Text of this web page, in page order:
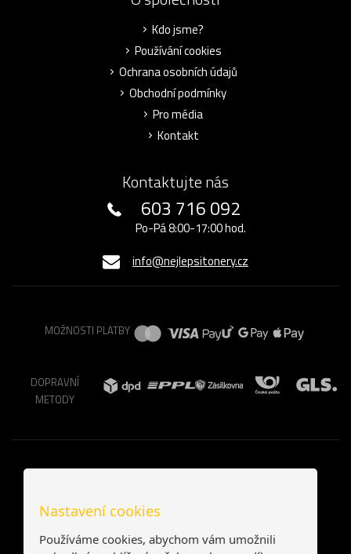
Kdo jsme?
Používání cookies
Ochrana osobních údajů
Obchodní podmínky
Pro média
Kontakt
Kontaktujte nás
603 716 092
Po-Pá 8:00-17:00 hod.
info@nejlepsitonery.cz
MOŽNOSTI PLATBY
DOPRAVNÍ
METODY
Nastavení cookies
Používáme cookies, abychom vám umožnili